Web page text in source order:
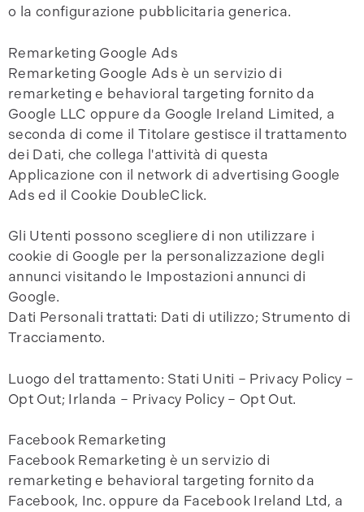
o la configurazione pubblicitaria generica.
Remarketing Google Ads
Remarketing Google Ads è un servizio di
remarketing e behavioral targeting fornito da
Google LLC oppure da Google Ireland Limited, a
seconda di come il Titolare gestisce il trattamento
dei Dati, che collega l'attività di questa
Applicazione con il network di advertising Google
Ads ed il Cookie DoubleClick.
Gli Utenti possono scegliere di non utilizzare i
cookie di Google per la personalizzazione degli
annunci visitando le Impostazioni annunci di
Google.
Dati Personali trattati: Dati di utilizzo; Strumento di
Tracciamento.
Luogo del trattamento: Stati Uniti – Privacy Policy –
Opt Out; Irlanda – Privacy Policy – Opt Out.
Facebook Remarketing
Facebook Remarketing è un servizio di
remarketing e behavioral targeting fornito da
Facebook, Inc. oppure da Facebook Ireland Ltd, a